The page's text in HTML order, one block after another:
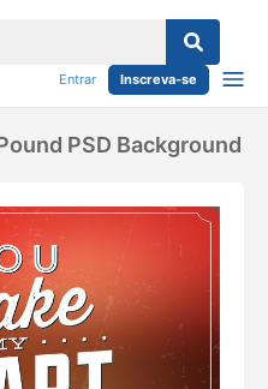
Entrar Inscreva-se
PSD Background